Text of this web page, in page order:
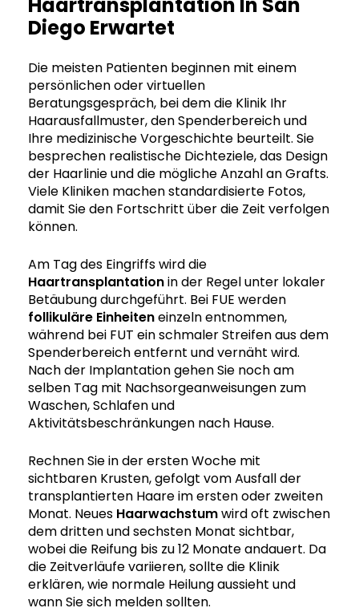
Diego Erwartet
Die meisten Patienten beginnen mit einem
persönlichen oder virtuellen
Beratungsgespräch, bei dem die Klinik Ihr
Haarausfallmuster, den Spenderbereich und
Ihre medizinische Vorgeschichte beurteilt. Sie
besprechen realistische Dichteziele, das Design
der Haarlinie und die mögliche Anzahl an Grafts.
Viele Kliniken machen standardisierte Fotos,
damit Sie den Fortschritt über die Zeit verfolgen
können.
Am Tag des Eingriffs wird die
Haartransplantationin der Regel unter lokaler
Betäubung durchgeführt. Bei FUE werden
follikuläre Einheiteneinzeln entnommen,
während bei FUT ein schmaler Streifen aus dem
Spenderbereich entfernt und vernäht wird.
Nach der Implantation gehen Sie noch am
selben Tag mit Nachsorgeanweisungen zum
Waschen, Schlafen und
Aktivitätsbeschränkungen nach Hause.
Rechnen Sie in der ersten Woche mit
sichtbaren Krusten, gefolgt vom Ausfall der
transplantierten Haare im ersten oder zweiten
Monat. Neues Haarwachstumwird oft zwischen
dem dritten und sechsten Monat sichtbar,
wobei die Reifung bis zu 12 Monate andauert. Da
die Zeitverläufe variieren, sollte die Klinik
erklären, wie normale Heilung aussieht und
wann Sie sich melden sollten.